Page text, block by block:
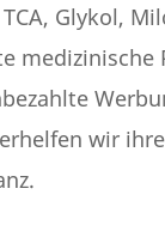
Glykol,
medizinische
wir